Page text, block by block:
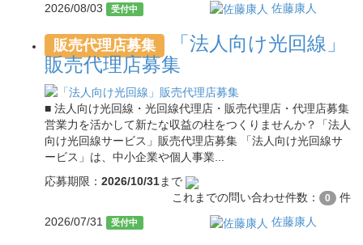
2026/08/03
受付中 佐藤康人
販売代理店募集
「法人向け光回線」
販売代理店募集
■ 法人向け光回線・光回線代理店・販売代理店・代理店募集
営業力を活かして新たな収益の柱をつくりませんか？「法人
向け光回線サービス」販売代理店募集 「法人向け光回線サ
ービス」は、中小企業や個人事業...
応募期限： 2026/10/31まで
これまでの問い合わせ件数：
0
件
2026/07/31
受付中 佐藤康人